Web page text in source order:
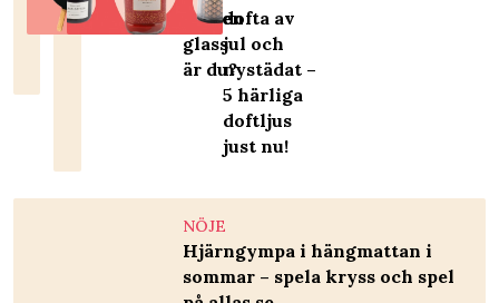
Vilken
glass
är du?
dofta av
jul och
nystädat –
5 härliga
doftljus
just nu!
NÖJE
Hjärngympa i hängmattan i
sommar – spela kryss och spel